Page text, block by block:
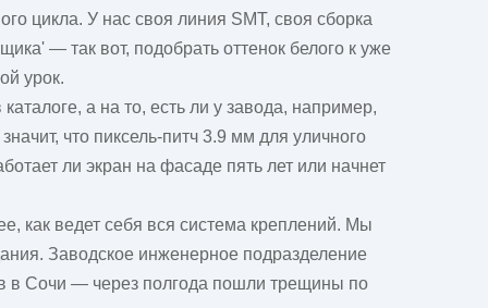
цикла. У нас своя линия SMT, своя сборка
— так вот, подобрать оттенок белого к уже
урок.
а на то, есть ли у завода, например,
что пиксель-питч 3.9 мм для уличного
ли экран на фасаде пять лет или начнет
как ведет себя вся система креплений. Мы
Заводское инженерное подразделение
в Сочи — через полгода пошли трещины по